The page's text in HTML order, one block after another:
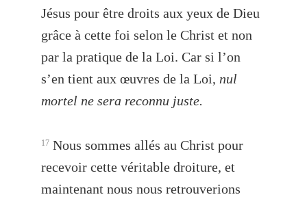
Jésus pour être droits aux yeux de Dieu
grâce à cette foi selon le Christ et non
par la pratique de la Loi. Car si l’on
s’en tient aux œuvres de la Loi, nul
mortel ne sera reconnu juste.
17 Nous sommes allés au Christ pour
recevoir cette véritable droiture, et
maintenant nous nous retrouverions